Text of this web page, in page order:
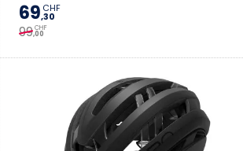
69,30
CHF
99,00
CHF